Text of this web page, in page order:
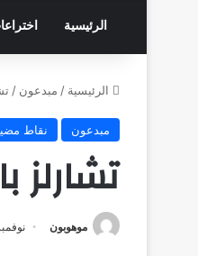
الرئيسية
الرئيسية / مبدعون /
مبدعون نقاط
تشارلز
موهوبون نوفمبر 30,